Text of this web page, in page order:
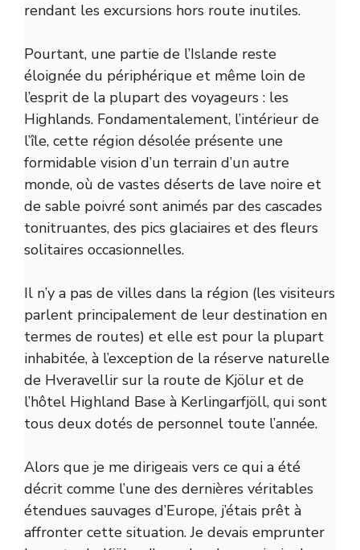
rendant les excursions hors route inutiles.
Pourtant, une partie de l’Islande reste
éloignée du périphérique et même loin de
l’esprit de la plupart des voyageurs : les
Highlands. Fondamentalement, l’intérieur de
l’île, cette région désolée présente une
formidable vision d’un terrain d’un autre
monde, où de vastes déserts de lave noire et
de sable poivré sont animés par des cascades
tonitruantes, des pics glaciaires et des fleurs
solitaires occasionnelles.
Il n’y a pas de villes dans la région (les visiteurs
parlent principalement de leur destination en
termes de routes) et elle est pour la plupart
inhabitée, à l’exception de la réserve naturelle
de Hveravellir sur la route de Kjölur et de
l’hôtel Highland Base à Kerlingarfjöll, qui sont
tous deux dotés de personnel toute l’année.
Alors que je me dirigeais vers ce qui a été
décrit comme l’une des dernières véritables
étendues sauvages d’Europe, j’étais prêt à
affronter cette situation. Je devais emprunter